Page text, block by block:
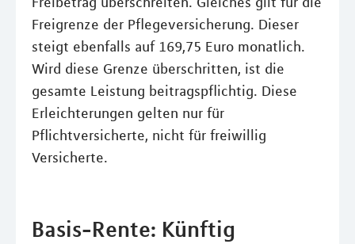
Freigrenze der Pflegeversicherung. Dieser
steigt ebenfalls auf 169,75 Euro monatlich.
Wird diese Grenze überschritten, ist die
gesamte Leistung beitragspflichtig. Diese
Erleichterungen gelten nur für
Pflichtversicherte, nicht für freiwillig
Versicherte.
Basis-Rente: Künftig